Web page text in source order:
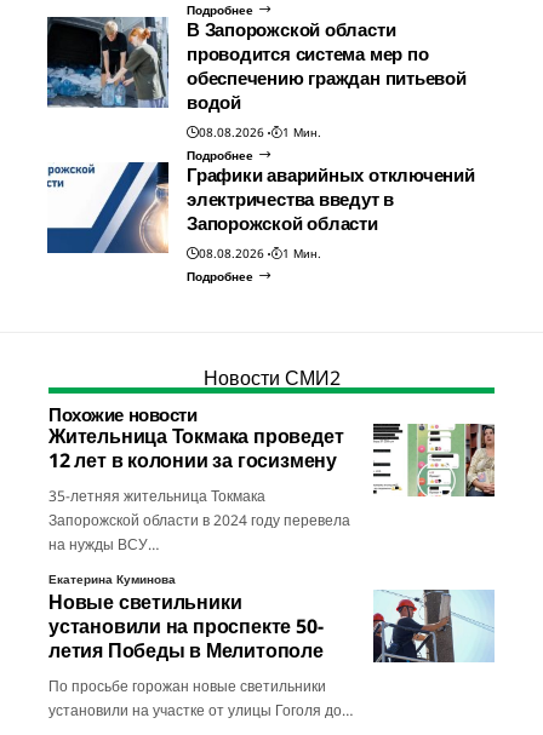
Подробнее
В Запорожской области
проводится система мер по
обеспечению граждан питьевой
водой
08.08.2026
1 Мин.
Подробнее
Графики аварийных отключений
электричества введут в
Запорожской области
08.08.2026
1 Мин.
Подробнее
Новости СМИ2
Похожие новости
Жительница Токмака проведет
12 лет в колонии за госизмену
35-летняя жительница Токмака
Запорожской области в 2024 году перевела
на нужды ВСУ…
Екатерина Куминова
Новые светильники
установили на проспекте 50-
летия Победы в Мелитополе
По просьбе горожан новые светильники
установили на участке от улицы Гоголя до…